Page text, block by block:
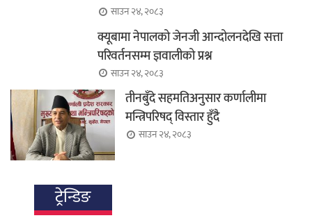
साउन २४, २०८३
क्यूबामा नेपालको जेनजी आन्दोलनदेखि सत्ता
परिवर्तनसम्म ज्ञवालीको प्रश्न
साउन २४, २०८३
तीनबुँदे सहमतिअनुसार कर्णालीमा
मन्त्रिपरिषद् विस्तार हुँदै
साउन २४, २०८३
ट्रेन्डिङ